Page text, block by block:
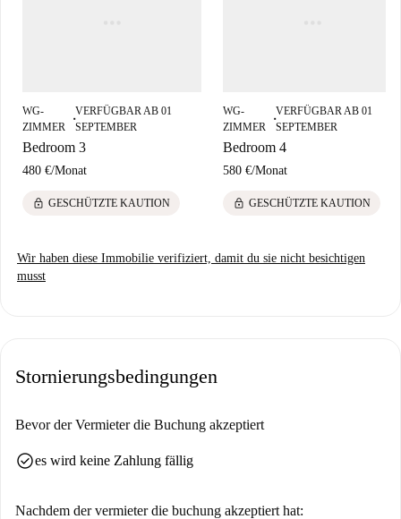
WG-
ZIMMER
■
VERFÜGBAR AB 01
SEPTEMBER
Bedroom 3
480 €/Monat
lock GESCHÜTZTE KAUTION
WG-
ZIMMER
■
VERFÜGBAR AB 01
SEPTEMBER
Bedroom 4
580 €/Monat
lock GESCHÜTZTE KAUTION
Wir haben diese Immobilie verifiziert, damit du sie nicht besichtigen
musst
Stornierungsbedingungen
Bevor der Vermieter die Buchung akzeptiert
check_circlees wird keine Zahlung fällig
Nachdem der vermieter die buchung akzeptiert hat: